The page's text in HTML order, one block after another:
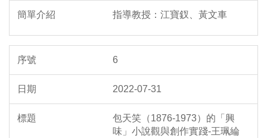
指導教授：江寶釵、黃文車
6
2022-07-31
包天笑（1876-1973）的「興
味」小說觀與創作實踐-王珮綸